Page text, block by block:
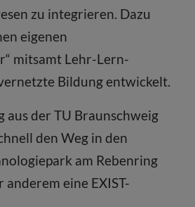
zu integrieren. Dazu
eigenen
mitsamt Lehr-Lern-
Bildung entwickelt.
aus der TU Braunschweig
den Weg in den
am Rebenring
eine EXIST-